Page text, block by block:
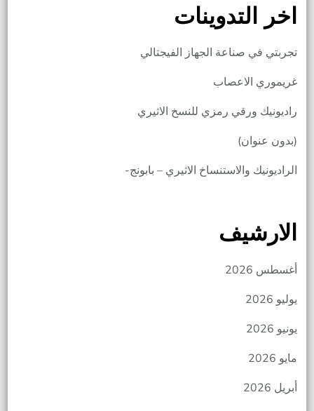
اخر التدوينات
تجربتي في صناعة الجهاز الفيجتالي
غريموري الاعصاب
راديونيك ورقي رمزي للنسخ الاثيري
(بدون عنوان)
الراديونيك والاستنساخ الاثيري – بابونج-
الارشيف
أغسطس 2026
يوليو 2026
يونيو 2026
مايو 2026
أبريل 2026